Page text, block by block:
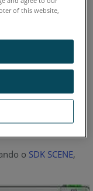
o SDK SCENE,
of this website,